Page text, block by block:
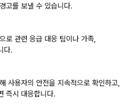
고를 보낼 수 있습니다.
로 관련 응급 대응 팀이나 가족,
다.
사용자의 안전을 지속적으로 확인하고,
즉시 대응합니다.